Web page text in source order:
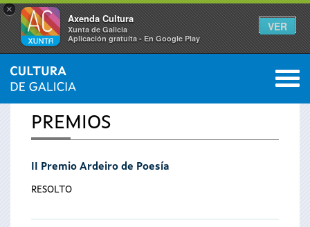
×
Axenda Cultura
Xunta de Galicia
Aplicación gratuíta - En Google Play
VER
Vostede
está
aquí
INICIO 0
PREMIOS
II Premio Ardeiro de Poesía
RESOLTO